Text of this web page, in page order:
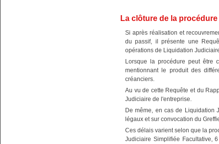
La clôture de la procédure
Si après réalisation et
du passif, il présente une
opérations de Liquidation
Lorsque la procédure peut être
mentionnant le produit des
créanciers.
Au vu de cette Requête et du
Judiciaire de l'entreprise.
De même, en cas de Liquidation
légaux et sur convocation du
Ces délais varient selon que la
Judiciaire Simplifiée Facultative,